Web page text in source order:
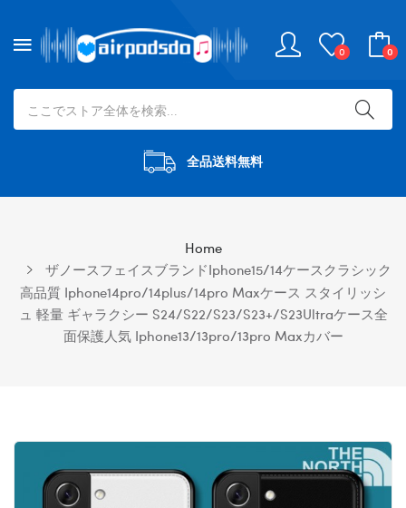
0 0
全品送料無料
Home
ザノースフェイスブランドiphone15/14ケースクラシック
高品質 Iphone14pro/14plus/14pro Maxケース スタイリッシ
ュ 軽量 ギャラクシー S24/S22/S23/S23+/S23Ultraケース全
面保護人気 Iphone13/13pro/13pro Maxカバー